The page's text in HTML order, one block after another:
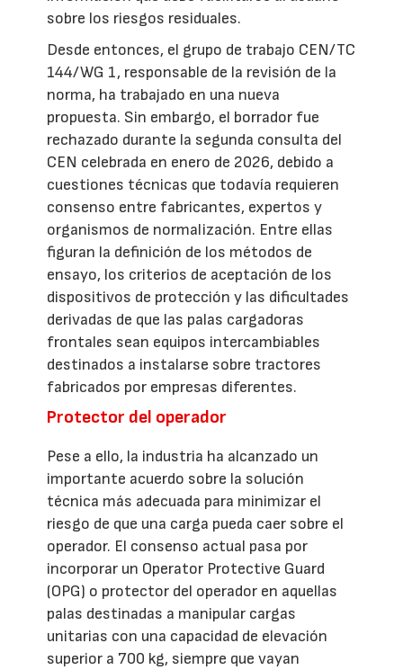
sobre los riesgos residuales.
Desde entonces, el grupo de trabajo CEN/TC
144/WG 1, responsable de la revisión de la
norma, ha trabajado en una nueva
propuesta. Sin embargo, el borrador fue
rechazado durante la segunda consulta del
CEN celebrada en enero de 2026, debido a
cuestiones técnicas que todavía requieren
consenso entre fabricantes, expertos y
organismos de normalización. Entre ellas
figuran la definición de los métodos de
ensayo, los criterios de aceptación de los
dispositivos de protección y las dificultades
derivadas de que las palas cargadoras
frontales sean equipos intercambiables
destinados a instalarse sobre tractores
fabricados por empresas diferentes.
Protector del operador
Pese a ello, la industria ha alcanzado un
importante acuerdo sobre la solución
técnica más adecuada para minimizar el
riesgo de que una carga pueda caer sobre el
operador. El consenso actual pasa por
incorporar un Operator Protective Guard
(OPG) o protector del operador en aquellas
palas destinadas a manipular cargas
unitarias con una capacidad de elevación
superior a 700 kg, siempre que vayan